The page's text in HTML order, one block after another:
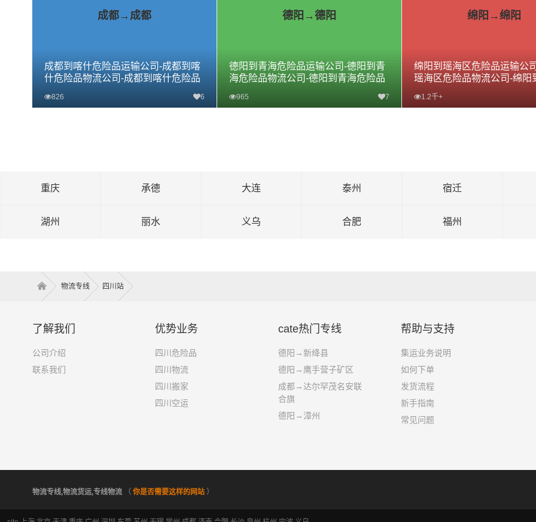
成都→成都
成都到喀什危险品运输公司-成都到喀
什危险品物流公司-成都到喀什危险品
826 6
德阳→德阳
德阳到青海危险品运输公司-德阳到青
海危险品物流公司-德阳到青海危险品
965 7
绵阳→绵阳
绵阳到瑶海区危险品运输公
瑶海区危险品物流公司-绵阳
1.2千+
重庆 承德 大连 泰州 宿迁
湖州 丽水 义乌 合肥 福州
物流专线 四川站
了解我们
公司介绍
联系我们
优势业务
四川危险品
四川物流
四川搬家
四川空运
cate热门专线
德阳→新绛县
德阳→鹰手营子矿区
成都→达尔罕茂名安联
合旗
德阳→漳州
帮助与支持
集运业务说明
如何下单
发货流程
新手指南
常见问题
物流专线,物流货运,专线物流（ 你是否需要这样的网站）